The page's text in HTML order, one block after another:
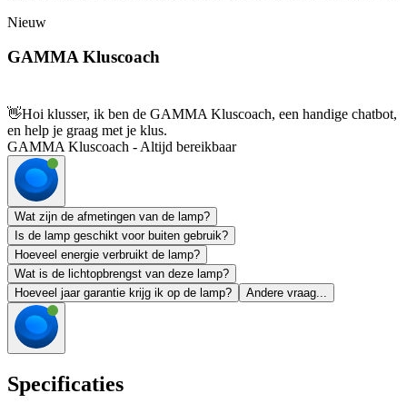
Nieuw
GAMMA Kluscoach
👋Hoi klusser, ik ben de GAMMA Kluscoach, een handige chatbot,
en help je graag met je klus.
GAMMA Kluscoach - Altijd bereikbaar
Wat zijn de afmetingen van de lamp?
Is de lamp geschikt voor buiten gebruik?
Hoeveel energie verbruikt de lamp?
Wat is de lichtopbrengst van deze lamp?
Hoeveel jaar garantie krijg ik op de lamp?
Andere vraag...
Specificaties